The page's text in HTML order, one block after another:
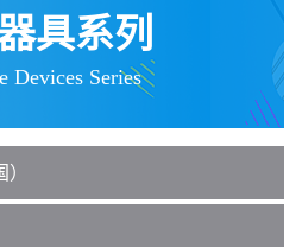
i
g
i
具系列
Devices Series